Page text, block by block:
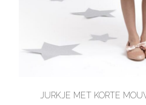
JURKJE MET KORTE